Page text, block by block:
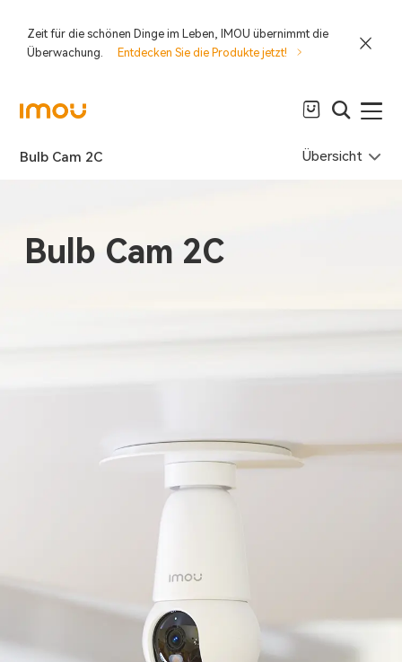
Zeit für die schönen Dinge im Leben, IMOU übernimmt die
Überwachung.
Entdecken Sie die Produkte jetzt!
Bulb Cam 2C Übersicht
Bulb Cam 2C